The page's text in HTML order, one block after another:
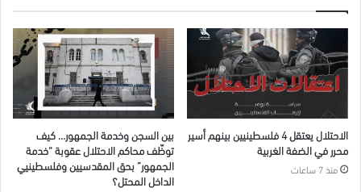
الاحتلال يعتقل 4 فلسطينيين بينهم أسير
محرر في الضفة الغربية
منذ 7 ساعات
بين السجن وخدمة الجمهور… كيف
توظّف محاكم الاحتلال عقوبة “خدمة
الجمهور” بحق المقدسيين وفلسطينيي
الداخل المحتل؟